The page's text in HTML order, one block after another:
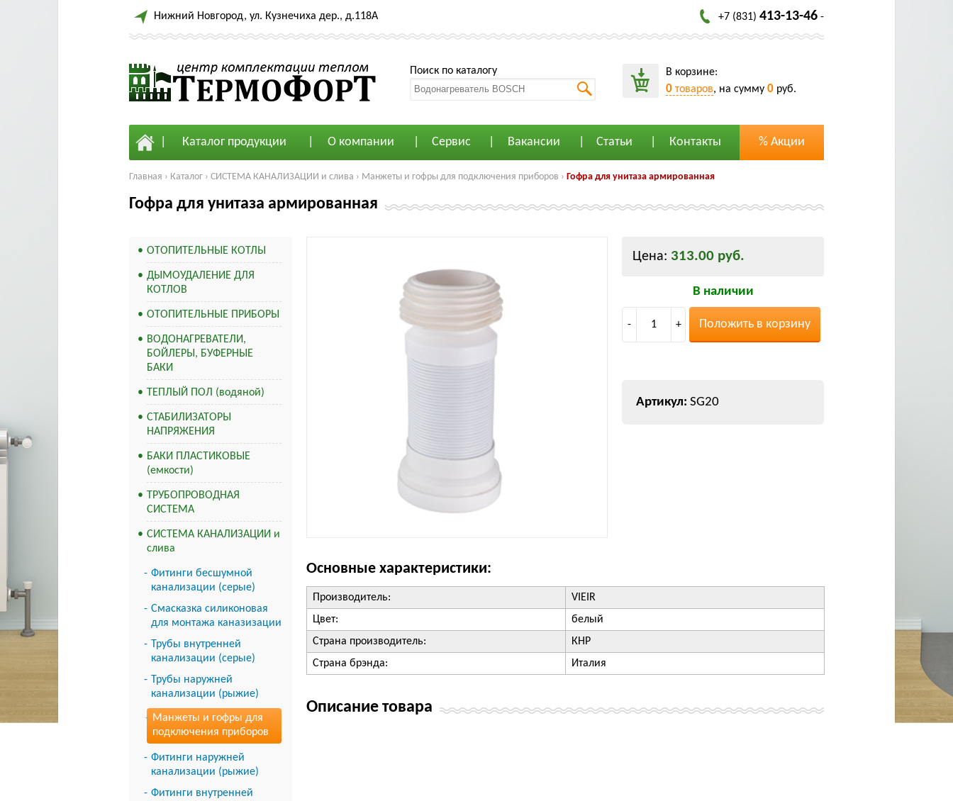
Нижний Новгород, ул. Кузнечиха дер., д.118А +7 (831) 413-13-46 -
Поиск по каталогу В корзине:
0 товаров, на сумму 0 руб.
Каталог продукции О компании Сервис Вакансии Статьи Контакты % Акции
Главная › Каталог › СИСТЕМА КАНАЛИЗАЦИИ и слива › Манжеты и гофры для подключения приборов › Гофра для унитаза армированная
Гофра для унитаза армированная
ОТОПИТЕЛЬНЫЕ КОТЛЫ
ДЫМОУДАЛЕНИЕ ДЛЯ
КОТЛОВ
ОТОПИТЕЛЬНЫЕ ПРИБОРЫ
ВОДОНАГРЕВАТЕЛИ,
БОЙЛЕРЫ, БУФЕРНЫЕ
БАКИ
ТЕПЛЫЙ ПОЛ (водяной)
СТАБИЛИЗАТОРЫ
НАПРЯЖЕНИЯ
БАКИ ПЛАСТИКОВЫЕ
(емкости)
ТРУБОПРОВОДНАЯ
СИСТЕМА
СИСТЕМА КАНАЛИЗАЦИИ и
слива
Фитинги бесшумной
канализации (серые)
Смасказка силиконовая
для монтажа каназизации
Трубы внутренней
канализации (серые)
Трубы наружней
канализации (рыжие)
Манжеты и гофры для
подключения приборов
Фитинги наружней
канализации (рыжие)
Фитинги внутренней
Цена: 313.00 руб.
В наличии
- 1 + Положить в корзину
SG20
Основные характеристики:
Производитель:
VIEIR
Цвет:
белый
Страна производитель:
КНР
Страна брэнда:
Италия
Описание товара